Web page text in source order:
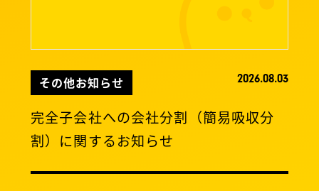
その他お知らせ 2026.08.03
完全子会社への会社分割（簡易吸収分
割）に関するお知らせ